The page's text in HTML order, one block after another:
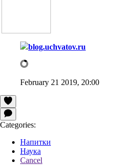
blog.uchvatov.ru
February 21 2019, 20:00
Categories:
Напитки
Наука
Cancel